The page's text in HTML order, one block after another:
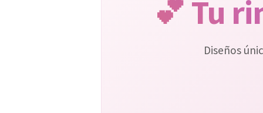
💕 Tu
Diseños